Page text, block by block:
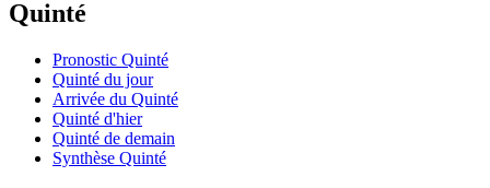
Quinté
Pronostic Quinté
Quinté du jour
Arrivée du Quinté
Quinté d'hier
Quinté de demain
Synthèse Quinté